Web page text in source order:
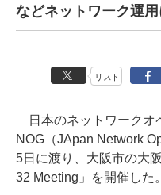
などネットワーク運
リスト
日本のネットワークオ
NOG（JApan Network
5日に渡り、大阪市の大
32 Meeting」を開催した。